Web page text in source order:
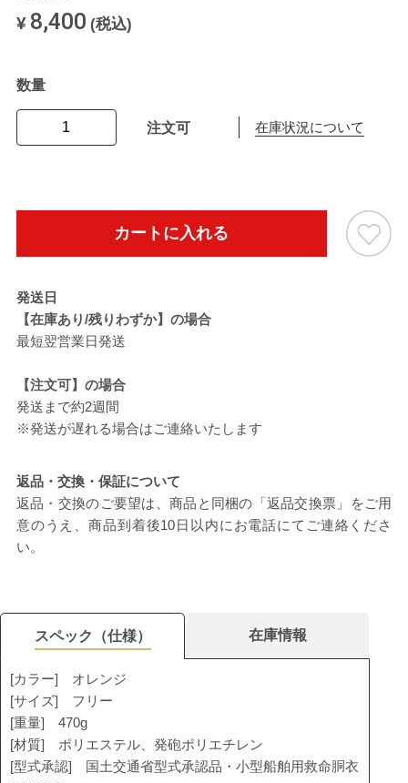
¥ 8,400 (税込)
数量
注文可 在庫状況について
カートに入れる
発送日
【在庫あり/残りわずか】の場合
最短翌営業日発送
【注文可】の場合
発送まで約2週間
※発送が遅れる場合はご連絡いたします
返品・交換・保証について
返品・交換のご要望は、商品と同梱の「返品交換票」をご用
意のうえ、商品到着後10日以内にお電話にてご連絡くださ
い。
スペック（仕様） 在庫情報
[カラー] オレンジ
[サイズ] フリー
[重量] 470g
[材質] ポリエステル、発砲ポリエチレン
[型式承認] 国土交通省型式承認品・小型船舶用救命胴衣